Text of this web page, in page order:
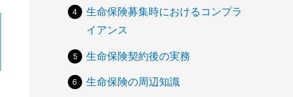
生命保険募集時におけるコンプラ
イアンス
生命保険契約後の実務
生命保険の周辺知識